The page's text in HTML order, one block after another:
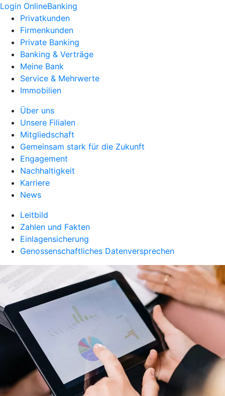
Login OnlineBanking
Privatkunden
Firmenkunden
Private Banking
Banking & Verträge
Meine Bank
Service & Mehrwerte
Immobilien
Über uns
Unsere Filialen
Mitgliedschaft
Gemeinsam stark für die Zukunft
Engagement
Nachhaltigkeit
Karriere
News
Leitbild
Zahlen und Fakten
Einlagensicherung
Genossenschaftliches Datenversprechen